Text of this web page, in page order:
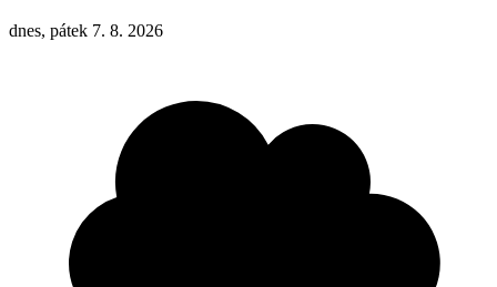
dnes, pátek 7. 8. 2026